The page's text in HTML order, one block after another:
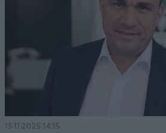
15·11·2025 14:15